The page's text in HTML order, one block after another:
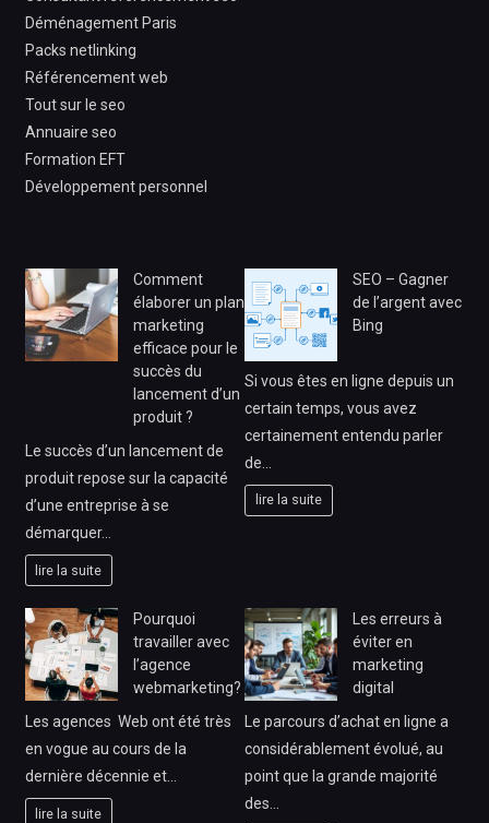
Déménagement Paris
Packs netlinking
Référencement web
Tout sur le seo
Annuaire seo
Formation EFT
Développement personnel
Comment
élaborer un plan
marketing
efficace pour le
succès du
lancement d’un
produit ?
Le succès d’un lancement de
produit repose sur la capacité
d’une entreprise à se
démarquer…
lire la suite
SEO – Gagner
de l’argent avec
Bing
Si vous êtes en ligne depuis un
certain temps, vous avez
certainement entendu parler
de…
lire la suite
Pourquoi
travailler avec
l’agence
webmarketing?
Les agences Web ont été très
en vogue au cours de la
dernière décennie et…
lire la suite
Les erreurs à
éviter en
marketing
digital
Le parcours d’achat en ligne a
considérablement évolué, au
point que la grande majorité
des…